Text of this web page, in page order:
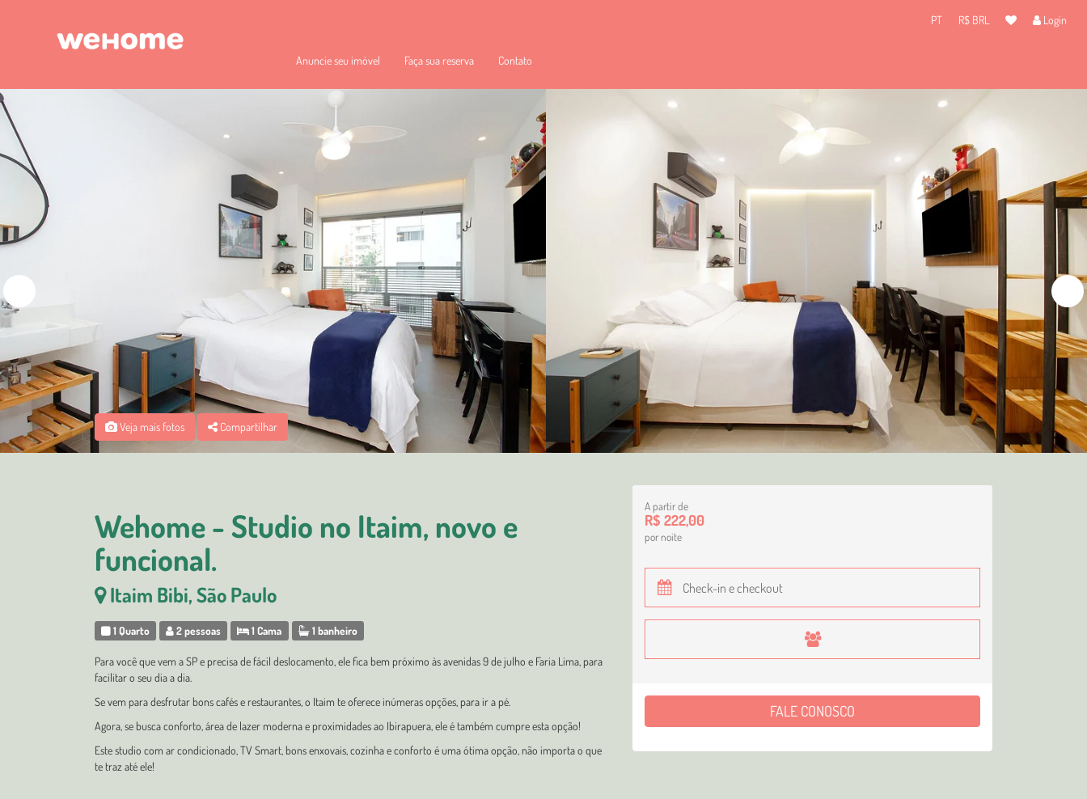
PT R$ BRL Login
Anuncie seu imóvel Faça sua reserva Contato
Veja mais fotos Compartilhar
Wehome - Studio no Itaim, novo e
funcional.
Itaim Bibi, São Paulo
1 Quarto 2 pessoas 1 Cama 1 banheiro
Para você que vem a SP e precisa de fácil deslocamento, ele fica bem próximo às avenidas 9 de julho e Faria Lima, para
facilitar o seu dia a dia.
Se vem para desfrutar bons cafés e restaurantes, o Itaim te oferece inúmeras opções, para ir a pé.
Agora, se busca conforto, área de lazer moderna e proximidades ao Ibirapuera, ele é também cumpre esta opção!
Este studio com ar condicionado, TV Smart, bons enxovais, cozinha e conforto é uma ótima opção, não importa o que
te traz até ele!
A partir de
R$ 222,00
por noite
FALE CONOSCO